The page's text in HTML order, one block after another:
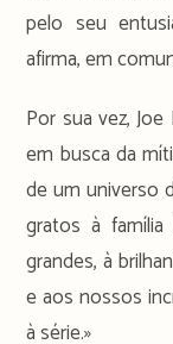
pelo seu
afirma, em
Por sua vez,
em busca da
de um universo
gratos à família
grandes, à
e aos nossos
à série.»